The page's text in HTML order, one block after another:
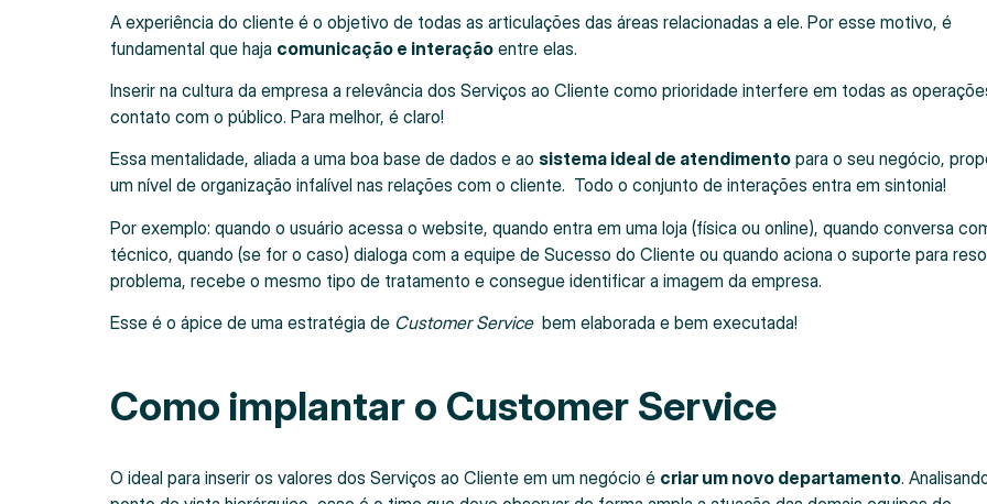
A experiência do cliente é o objetivo de todas as articulações das áreas relacionadas a ele. Por esse motivo, é
fundamental que haja comunicação e interação entre elas.
Inserir na cultura da empresa a relevância dos Serviços ao Cliente como prioridade interfere em todas as
contato com o público. Para melhor, é claro!
Essa mentalidade, aliada a uma boa base de dados e ao sistema ideal de atendimento para o seu negócio,
um nível de organização infalível nas relações com o cliente. Todo o conjunto de interações entra em sintonia!
Por exemplo: quando o usuário acessa o website, quando entra em uma loja (física ou online), quando conversa
técnico, quando (se for o caso) dialoga com a equipe de Sucesso do Cliente ou quando aciona o suporte para
problema, recebe o mesmo tipo de tratamento e consegue identificar a imagem da empresa.
Esse é o ápice de uma estratégia de Customer Servicebem elaborada e bem executada!
Como implantar o Customer Service
O ideal para inserir os valores dos Serviços ao Cliente em um negócio é criar um novo departamento.